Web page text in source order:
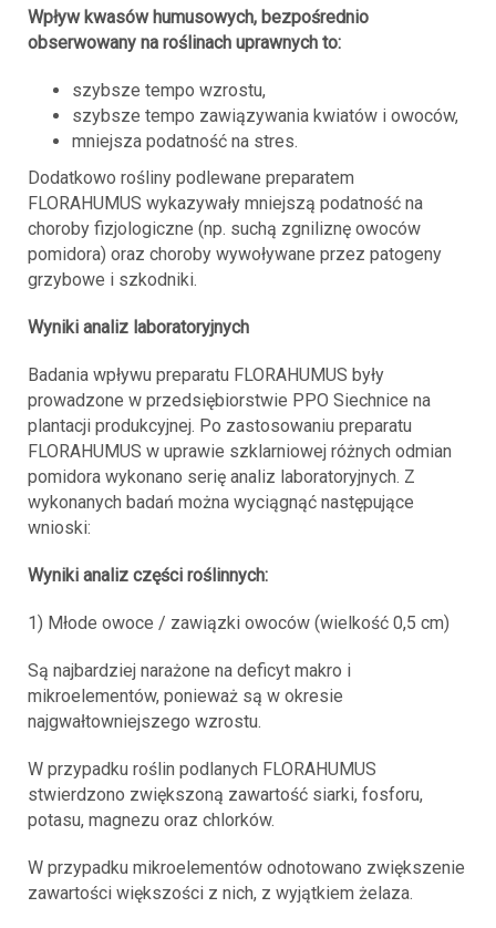
Wpływ kwasów humusowych, bezpośrednio
obserwowany na roślinach uprawnych to:
szybsze tempo wzrostu,
szybsze tempo zawiązywania kwiatów i owoców,
mniejsza podatność na stres.
Dodatkowo rośliny podlewane preparatem
FLORAHUMUS wykazywały mniejszą podatność na
choroby fizjologiczne (np. suchą zgniliznę owoców
pomidora) oraz choroby wywoływane przez patogeny
grzybowe i szkodniki.
Wyniki analiz laboratoryjnych
Badania wpływu preparatu FLORAHUMUS były
prowadzone w przedsiębiorstwie PPO Siechnice na
plantacji produkcyjnej. Po zastosowaniu preparatu
FLORAHUMUS w uprawie szklarniowej różnych odmian
pomidora wykonano serię analiz laboratoryjnych. Z
wykonanych badań można wyciągnąć następujące
wnioski:
Wyniki analiz części roślinnych:
1) Młode owoce / zawiązki owoców (wielkość 0,5 cm)
Są najbardziej narażone na deficyt makro i
mikroelementów, ponieważ są w okresie
najgwałtowniejszego wzrostu.
W przypadku roślin podlanych FLORAHUMUS
stwierdzono zwiększoną zawartość siarki, fosforu,
potasu, magnezu oraz chlorków.
W przypadku mikroelementów odnotowano zwiększenie
zawartości większości z nich, z wyjątkiem żelaza.